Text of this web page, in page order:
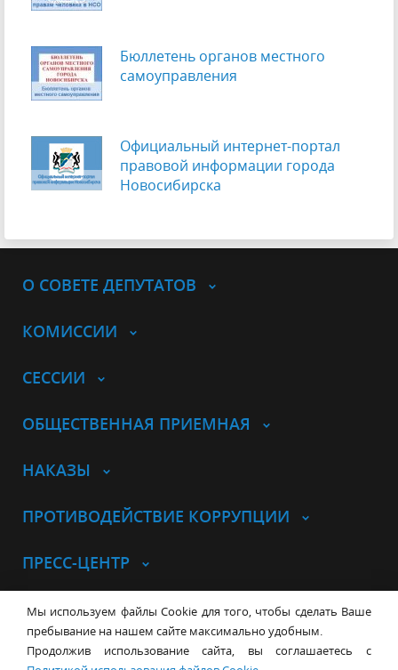
Бюллетень органов местного
самоуправления
Официальный интернет-портал
правовой информации города
Новосибирска
О СОВЕТЕ ДЕПУТАТОВ
КОМИССИИ
СЕССИИ
ОБЩЕСТВЕННАЯ ПРИЕМНАЯ
НАКАЗЫ
ПРОТИВОДЕЙСТВИЕ КОРРУПЦИИ
ПРЕСС-ЦЕНТР
© Совет депутатов города
НовосибирскаКонтакты Карта сайта
630099, г. Новосибирск, Красный
Мы используем файлы Cookie для того, чтобы сделать Ваше
пребывание на нашем сайте максимально удобным.
Продолжив использование сайта, вы соглашаетесь с